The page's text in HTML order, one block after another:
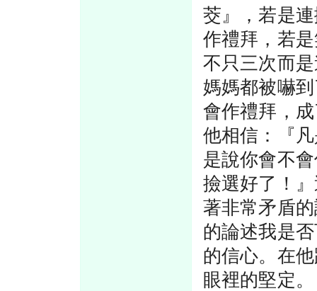
茭』，若是
作禮拜，若
不只三次而
媽媽都被嚇
會作禮拜，
他相信：『
是說你會不
撿選好了！
著非常矛盾
的論述我是
的信心。在
眼裡的堅定。